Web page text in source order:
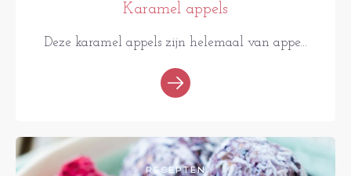
Karamel appels
Deze karamel appels zijn helemaal van appe...
RECEPTEN